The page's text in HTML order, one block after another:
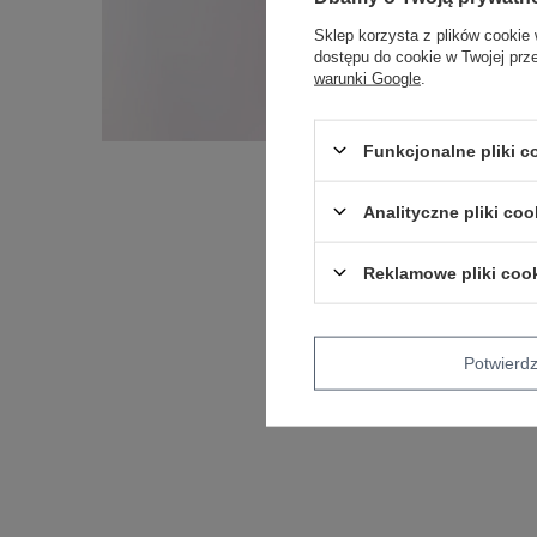
Sklep korzysta z plików cookie
dostępu do cookie w Twojej
warunki Google
Funkcjonalne pliki
Analityczne pliki
Reklamowe pliki